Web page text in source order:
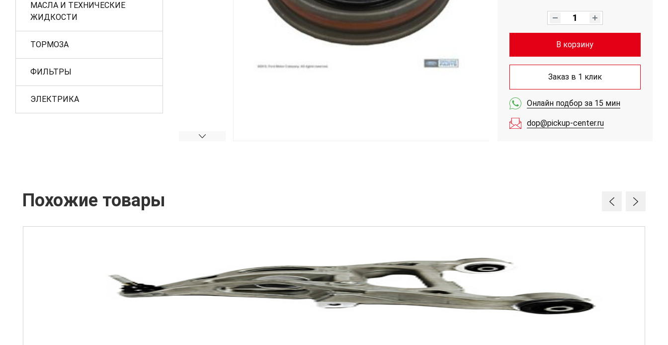
МАСЛА И ТЕХНИЧЕСКИЕ
ЖИДКОСТИ
ТОРМОЗА
ФИЛЬТРЫ
ЭЛЕКТРИКА
В корзину
Заказ в 1 клик
Онлайн подбор за 15 мин
dop@pickup-center.ru
Похожие товары